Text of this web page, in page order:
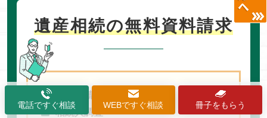
遺産相続の無料資料請求
遺産相続の流れ
相続人調査
電話ですぐ相談 WEBですぐ相談 冊子をもらう